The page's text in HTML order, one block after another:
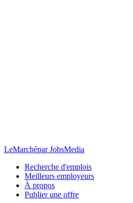
LeMarchépar JobsMedia
Recherche d'emplois
Meilleurs employeurs
À propos
Publier une offre